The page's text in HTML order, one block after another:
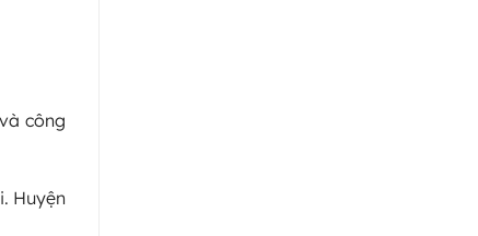
công
Huyện